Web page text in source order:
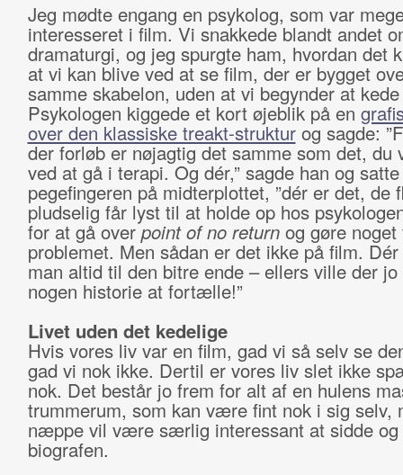
Jeg mødte engang en psykolog, som var
interesseret i film. Vi snakkede blandt andet
dramaturgi, og jeg spurgte ham, hvordan det
at vi kan blive ved at se film, der er bygget
samme skabelon, uden at vi begynder at
Psykologen kiggede et kort øjeblik på en
over den klassiske treakt-strukturog sagde:
der forløb er nøjagtig det samme som det, du
ved at gå i terapi. Og dér,” sagde han og satte
pegefingeren på midterplottet, ”dér er det, de
pludselig får lyst til at holde op hos
for at gå overpoint of no returnog gøre noget
problemet. Men sådan er det ikke på film.
man altid til den bitre ende – ellers ville der
nogen historie at fortælle!”
Livet uden det kedelige
Hvis vores liv var en film, gad vi så selv se
gad vi nok ikke. Dertil er vores liv slet ikke
nok. Det består jo frem for alt af en hulens
trummerum, som kan være fint nok i sig selv,
næppe vil være særlig interessant at sidde og
biografen.